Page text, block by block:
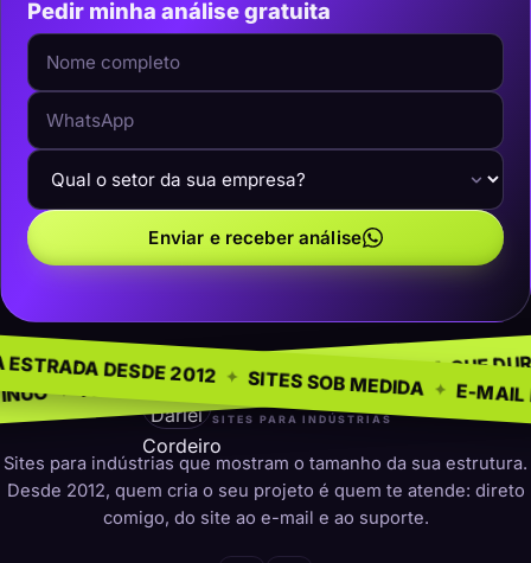
Pedir minha análise gratuita
Enviar e receber análise
PARA INDÚSTRIAS ✦ PRESENÇA QUE DURA ✦ SEM
✦ NA ESTRADA DESDE 2012 ✦ SITES SOB
darleicordeiro
SITES PARA INDÚSTRIAS
Sites para indústrias que mostram o tamanho da sua estrutura.
Desde 2012, quem cria o seu projeto é quem te atende: direto
comigo, do site ao e-mail e ao suporte.